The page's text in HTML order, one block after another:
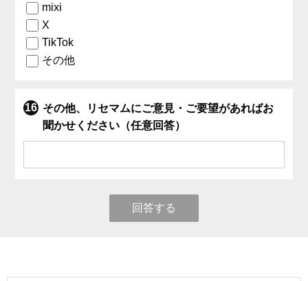
mixi
X
TikTok
その他
その他、リセマムにご意見・ご要望があればお
聞かせください（任意回答）
回答する